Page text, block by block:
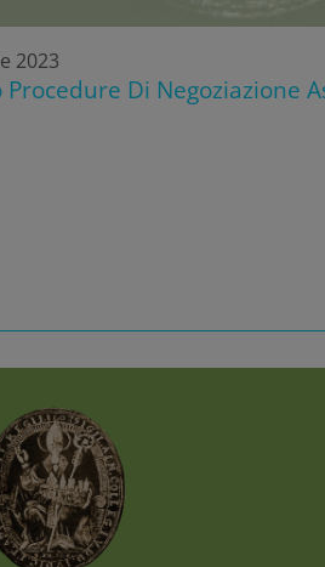
2023
Procedure Di Negoziazione